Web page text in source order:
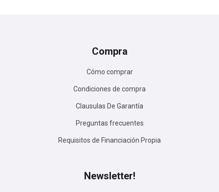
Compra
Cómo comprar
Condiciones de compra
Clausulas De Garantía
Preguntas frecuentes
Requisitos de Financiación Propia
Newsletter!